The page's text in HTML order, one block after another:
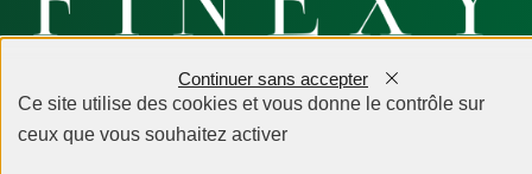
Mentions légales
Politique de confidentialité
Ce site utilise des cookies et vous donne le contrôle sur
ceux que vous souhaitez activer
Continuer sans accepter